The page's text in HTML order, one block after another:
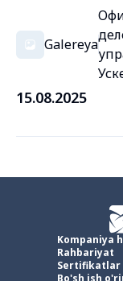
Galereya
15.08.2025
Kompaniya
Rahbariyat
Sertifikatlar